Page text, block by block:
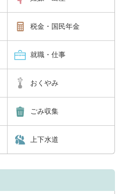
税金・国民年金
就職・仕事
おくやみ
ごみ収集
上下水道